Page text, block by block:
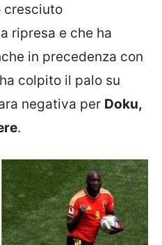
cresciuto
ripresa e che ha
in precedenza con
colpito il palo su
negativa per Doku,
.